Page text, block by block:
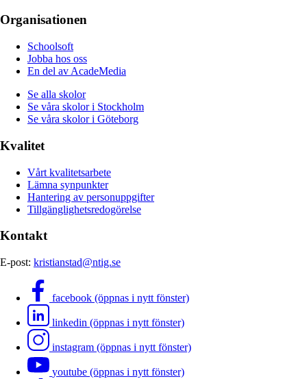
Organisationen
Schoolsoft
Jobba hos oss
En del av AcadeMedia
Se alla skolor
Se våra skolor i Stockholm
Se våra skolor i Göteborg
Kvalitet
Vårt kvalitetsarbete
Lämna synpunkter
Hantering av personuppgifter
Tillgänglighetsredogörelse
Kontakt
E-post: kristianstad@ntig.se
facebook (öppnas i nytt fönster)
linkedin (öppnas i nytt fönster)
instagram (öppnas i nytt fönster)
youtube (öppnas i nytt fönster)